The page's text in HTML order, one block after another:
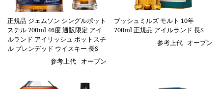
正規品 ジェムソン シングルポット
スチル 700ml 46度 通販限定 アイ
ルランド アイリッシュ ポットスチ
ル ブレンデッド ウイスキー 長S
参考上代
オープン
ブッシュミルズ モルト 10年
700ml 正規品 アイルランド 長S
参考上代 オープン